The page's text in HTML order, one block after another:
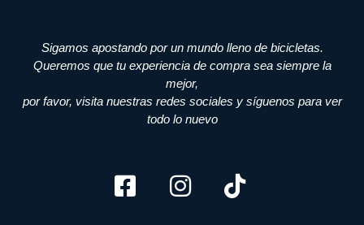
Sigamos apostando por un mundo lleno de bicicletas.
Queremos que tu experiencia de compra sea siempre la
mejor,
por favor, visita nuestras redes sociales y síguenos para ver
todo lo nuevo